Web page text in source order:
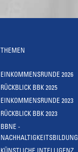
THEMEN
EINKOMMENSRUNDE 2026
RÜCKBLICK BBK 2025
EINKOMMENSRUNDE 2023
RÜCKBLICK BBK 2023
BBNE -
NACHHALTIGKEITSBILDUNG